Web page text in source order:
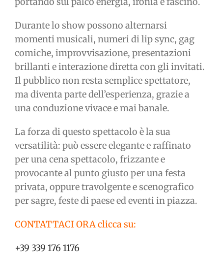
Durante lo show possono alternarsi
momenti musicali, numeri di lip sync, gag
comiche, improvvisazione, presentazioni
brillanti e interazione diretta con gli invitati.
Il pubblico non resta semplice spettatore,
ma diventa parte dell’esperienza, grazie a
una conduzione vivace e mai banale.
La forza di questo spettacolo è la sua
versatilità: può essere elegante e raffinato
per una cena spettacolo, frizzante e
provocante al punto giusto per una festa
privata, oppure travolgente e scenografico
per sagre, feste di paese ed eventi in piazza.
CONTATTACI ORA clicca su:
+39 339 176 1176